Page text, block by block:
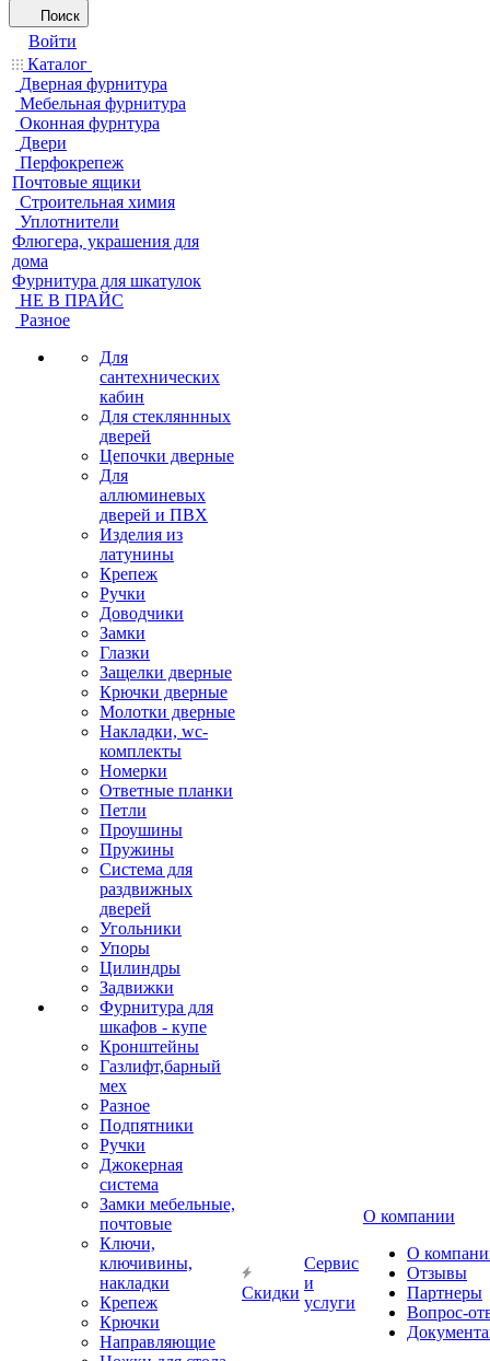
Поиск
Войти
Каталог
Дверная фурнитура
Мебельная фурнитура
Оконная фурнтура
Двери
Перфокрепеж
Почтовые ящики
Строительная химия
Уплотнители
Флюгера, украшения для
дома
Фурнитура для шкатулок
НЕ В ПРАЙС
Разное
Для
сантехнических
кабин
Для стекляннных
дверей
Цепочки дверные
Для
аллюминевых
дверей и ПВХ
Изделия из
латунины
Крепеж
Ручки
Доводчики
Замки
Глазки
Защелки дверные
Крючки дверные
Молотки дверные
Накладки, wc-
комплекты
Номерки
Ответные планки
Петли
Проушины
Пружины
Система для
раздвижных
дверей
Угольники
Упоры
Цилиндры
Задвижки
Фурнитура для
шкафов - купе
Кронштейны
Газлифт,барный
мех
Разное
Подпятники
Ручки
Джокерная
система
Замки мебельные,
почтовые
Ключи,
ключивины,
накладки
Крепеж
Крючки
Направляющие
Скидки
Сервис
и
услуги
О компании
О
Отзывы
Партнеры
Вопрос-